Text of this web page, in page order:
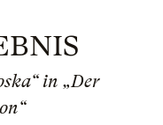
in „Der